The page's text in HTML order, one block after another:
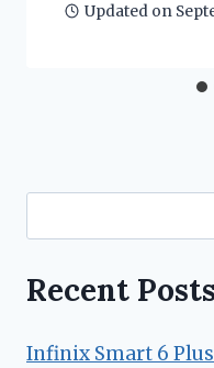
Updated on
Recent Posts
Infinix Smart 6